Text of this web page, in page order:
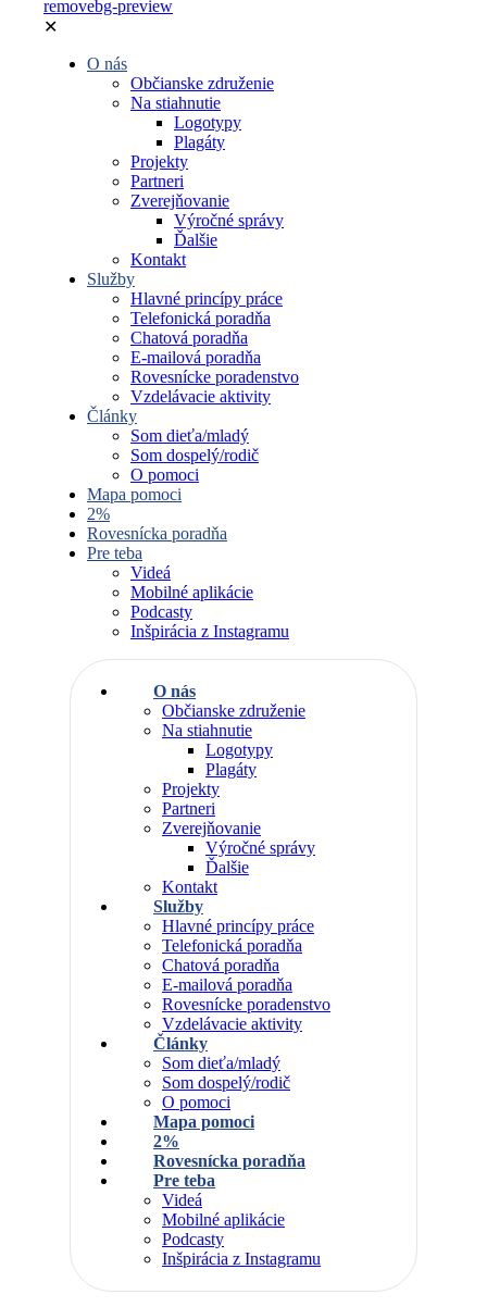
✕
O nás
Občianske združenie
Na stiahnutie
Logotypy
Plagáty
Projekty
Partneri
Zverejňovanie
Výročné správy
Ďalšie
Kontakt
Služby
Hlavné princípy práce
Telefonická poradňa
Chatová poradňa
E-mailová poradňa
Rovesnícke poradenstvo
Vzdelávacie aktivity
Články
Som dieťa/mladý
Som dospelý/rodič
O pomoci
Mapa pomoci
2%
Rovesnícka poradňa
Pre teba
Videá
Mobilné aplikácie
Podcasty
Inšpirácia z Instagramu
O nás
Občianske združenie
Na stiahnutie
Logotypy
Plagáty
Projekty
Partneri
Zverejňovanie
Výročné správy
Ďalšie
Kontakt
Služby
Hlavné princípy práce
Telefonická poradňa
Chatová poradňa
E-mailová poradňa
Rovesnícke poradenstvo
Vzdelávacie aktivity
Články
Som dieťa/mladý
Som dospelý/rodič
O pomoci
Mapa pomoci
2%
Rovesnícka poradňa
Pre teba
Videá
Mobilné aplikácie
Podcasty
Inšpirácia z Instagramu